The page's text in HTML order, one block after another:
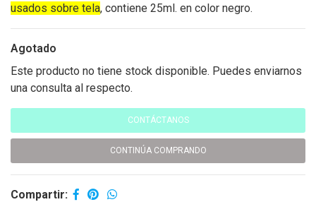
usados sobre tela, contiene 25ml. en color negro.
Agotado
Este producto no tiene stock disponible. Puedes enviarnos
una consulta al respecto.
CONTÁCTANOS
CONTINÚA COMPRANDO
Compartir: